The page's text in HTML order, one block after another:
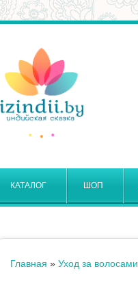
КАТАЛОГ ШОП
Главная » Уход за волосами